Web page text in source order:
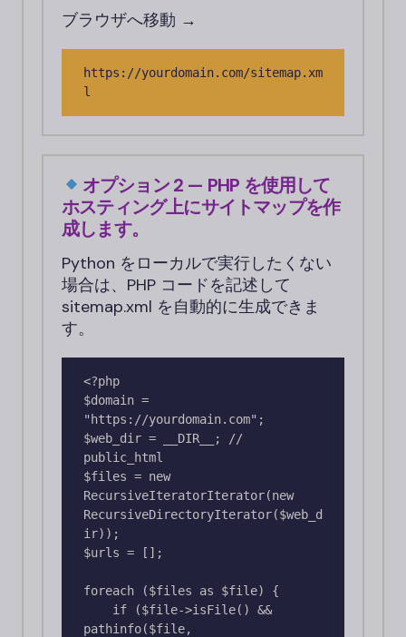
ブラウザへ移動 →
https://yourdomain.com/sitemap.xm
l
オプション 2 — PHP を使用して
ホスティング上にサイトマップを作
成します。
Python をローカルで実行したくない
場合は、PHP コードを記述して
sitemap.xml を自動的に生成できま
す。
<?php
$domain =
"https://yourdomain.com";
$web_dir = __DIR__; //
public_html
$files = new
RecursiveIteratorIterator(new
RecursiveDirectoryIterator($web_d
ir));
$urls = [];
foreach ($files as $file) {
pathinfo($file,